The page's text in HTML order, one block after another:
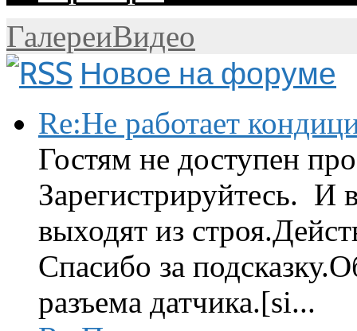
ГалереиВидео
Новое на форуме
Re:Не работает
Гостям не доступен
Зарегистрируйтесь. И
выходят из
Спасибо за
разъема датчика.[si...